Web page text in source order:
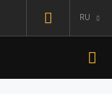
RU